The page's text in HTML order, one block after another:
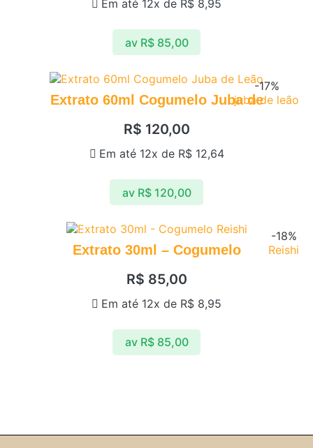
Em até 12x de R$ 8,95
av R$85,00
-17%
juba de leão
Extrato 60ml Cogumelo Juba de
R$ 120,00
Em até 12x de R$12,64
av R$120,00
-18%
Reishi
Extrato 30ml – Cogumelo
R$ 85,00
Em até 12x de R$ 8,95
av R$85,00